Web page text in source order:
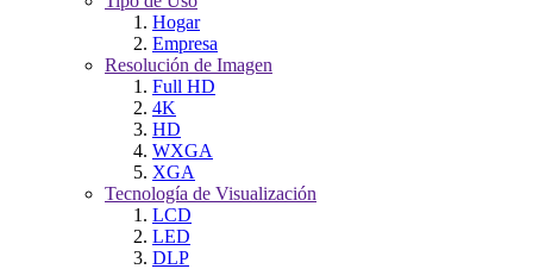
Hogar
Empresa
Resolución de Imagen
Full HD
4K
HD
WXGA
XGA
Tecnología de Visualización
LCD
LED
DLP